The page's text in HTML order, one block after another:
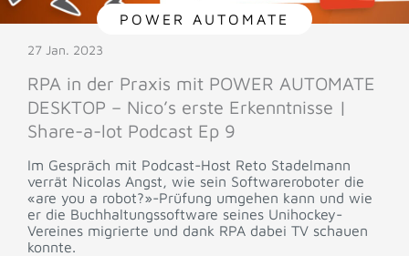
POWER AUTOMATE
27 Jan. 2023
RPA in der Praxis mit POWER AUTOMATE
DESKTOP – Nico’s erste Erkenntnisse |
Share-a-lot Podcast Ep 9
Im Gespräch mit Podcast-Host Reto Stadelmann
verrät Nicolas Angst, wie sein Softwareroboter die
«are you a robot?»-Prüfung umgehen kann und wie
er die Buchhaltungssoftware seines Unihockey-
Vereines migrierte und dank RPA dabei TV schauen
konnte.